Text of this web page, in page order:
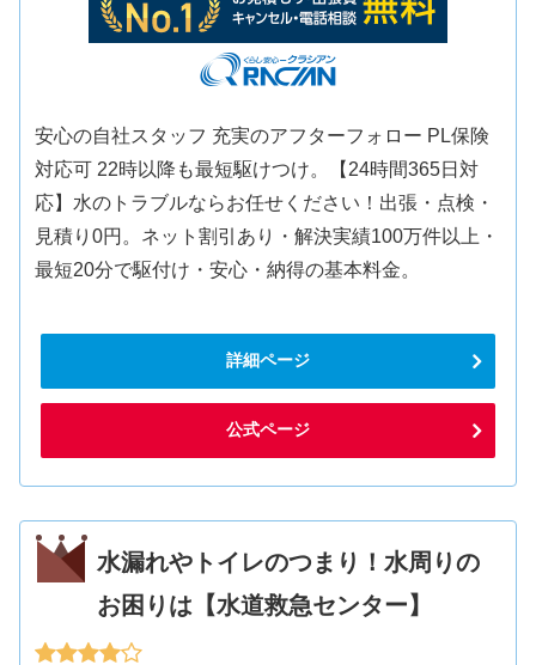
安心の自社スタッフ 充実のアフターフォロー PL保険
対応可 22時以降も最短駆けつけ。【24時間365日対
応】水のトラブルならお任せください！出張・点検・
見積り0円。ネット割引あり・解決実績100万件以上・
最短20分で駆付け・安心・納得の基本料金。
詳細ページ
公式ページ
水漏れやトイレのつまり！水周りの
お困りは【水道救急センター】